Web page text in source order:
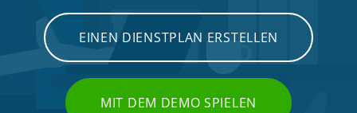
EINEN DIENSTPLAN ERSTELLEN
MIT DEM DEMO SPIELEN